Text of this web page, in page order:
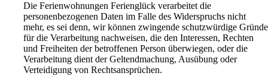
Die Ferienwohnungen Ferienglück verarbeitet die
personenbezogenen Daten im Falle des Widerspruchs nicht
mehr, es sei denn, wir können zwingende schutzwürdige Gründe
für die Verarbeitung nachweisen, die den Interessen, Rechten
und Freiheiten der betroffenen Person überwiegen, oder die
Verarbeitung dient der Geltendmachung, Ausübung oder
Verteidigung von Rechtsansprüchen.